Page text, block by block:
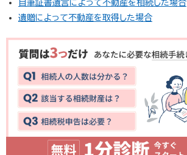
自筆証書遺言によって不動産を相続した場合
遺贈によって不動産を取得した場合